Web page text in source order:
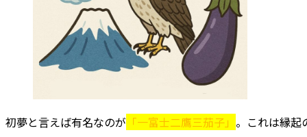
初夢と言えば有名なのが 「一富士二鷹三茄子」 。これは縁起